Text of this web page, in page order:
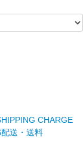
CHARGE
配送・送料